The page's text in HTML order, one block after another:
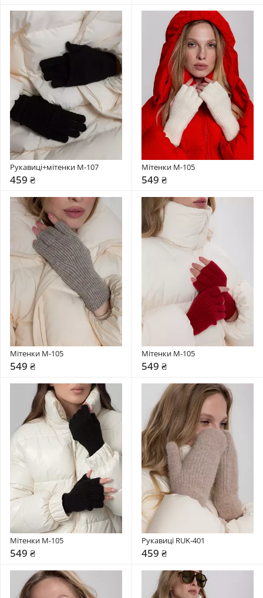
Рукавиці+мітенки М-107
459 ₴
Мітенки M-105
549 ₴
Мітенки M-105
549 ₴
Мітенки M-105
549 ₴
Мітенки M-105
549 ₴
Рукавиці RUK-401
459 ₴